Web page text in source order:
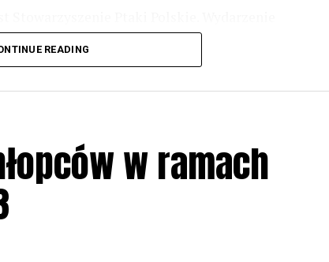
r. wg harmonogramu przedstawionego na
w Akcji, włączenia się w aktywne
przy grillu.Na wydarzenie obowiązują
READING
w ramach